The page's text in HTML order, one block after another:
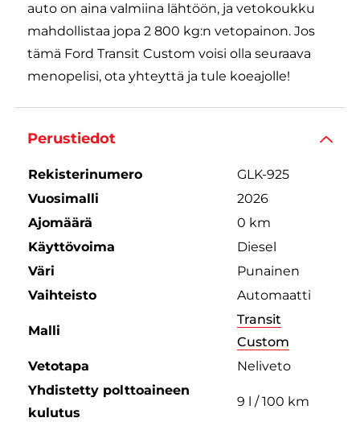
auto on aina valmiina lähtöön, ja vetokoukku
mahdollistaa jopa 2 800 kg:n vetopainon. Jos
tämä Ford Transit Custom voisi olla seuraava
menopelisi, ota yhteyttä ja tule koeajolle!
Perustiedot
Rekisterinumero
GLK-925
Vuosimalli
2026
Ajomäärä
0 km
Käyttövoima
Diesel
Väri
Punainen
Vaihteisto
Automaatti
Malli
Transit
Custom
Vetotapa
Neliveto
Yhdistetty polttoaineen
kulutus
9 l / 100 km